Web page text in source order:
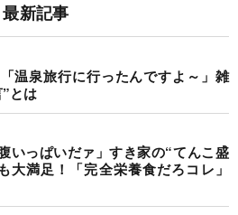
最新記事
温泉旅行に行ったんですよ～」雑
とは
いっぱいだァ」すき家の“てんこ盛
大満足！「完全栄養食だろコレ」